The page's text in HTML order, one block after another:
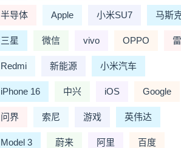
半导体 Apple 小米SU7 马斯
三星 微信 vivo OPPO
Redmi 新能源 小米汽车
iPhone 16 中兴 iOS Google
问界 索尼 游戏 英伟达
Model 3 蔚来 阿里 百度